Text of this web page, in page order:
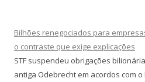
Bilhões renegociados para
o contraste que exige explicações
STF suspendeu obrigações
antiga Odebrecht em acordos com